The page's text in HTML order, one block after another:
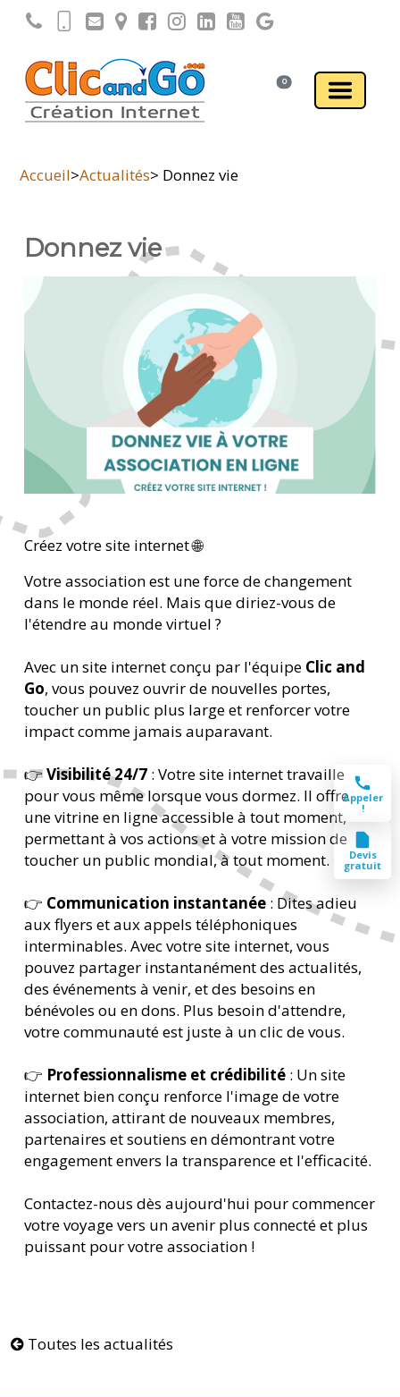
0
Accueil>Actualités> Donnez vie
Donnez vie
Créez votre site internet 🌐
Votre association est une force de changement
dans le monde réel. Mais que diriez-vous de
l'étendre au monde virtuel ?
Avec un site internet conçu par l'équipe Clic and
Go, vous pouvez ouvrir de nouvelles portes,
toucher un public plus large et renforcer votre
impact comme jamais auparavant.
👉Visibilité 24/7 : Votre site internet travaille
pour vous même lorsque vous dormez. Il offre
une vitrine en ligne accessible à tout moment,
permettant à vos actions et à votre mission de
toucher un public mondial, à tout moment.
👉 Communication instantanée : Dites adieu
aux flyers et aux appels téléphoniques
interminables. Avec votre site internet, vous
pouvez partager instantanément des actualités,
des événements à venir, et des besoins en
bénévoles ou en dons. Plus besoin d'attendre,
votre communauté est juste à un clic de vous.
👉 Professionnalisme et crédibilité : Un site
internet bien conçu renforce l'image de votre
association, attirant de nouveaux membres,
partenaires et soutiens en démontrant votre
engagement envers la transparence et l'efficacité.
Contactez-nous dès aujourd'hui pour commencer
votre voyage vers un avenir plus connecté et plus
puissant pour votre association !
Toutes les actualités
Appeler
!
Devis
gratuit